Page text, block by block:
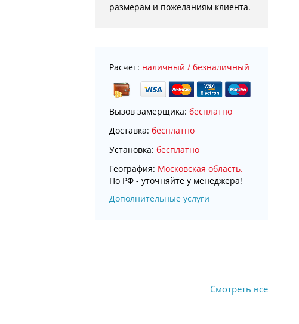
размерам и пожеланиям клиента.
Расчет: наличный / безналичный
Вызов замерщика: бесплатно
Доставка: бесплатно
Установка: бесплатно
География: Московская область.
По РФ - уточняйте у менеджера!
Дополнительные услуги
Смотреть все